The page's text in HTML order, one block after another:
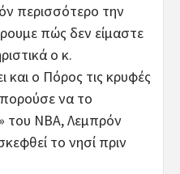
περισσότερο την
πώς δεν είμαστε
ο κ.
ο Πόρος τις κρυφές
να το
του NBA, Λεμπρόν
το νησί πριν